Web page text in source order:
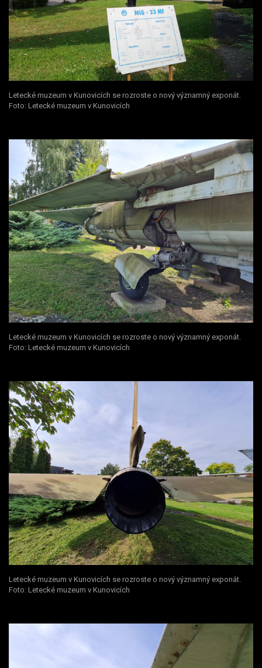
Letecké muzeum v Kunovicích se rozroste o nový významný exponát.
Foto: Letecké muzeum v Kunovicích
Letecké muzeum v Kunovicích se rozroste o nový významný exponát.
Foto: Letecké muzeum v Kunovicích
Letecké muzeum v Kunovicích se rozroste o nový významný exponát.
Foto: Letecké muzeum v Kunovicích